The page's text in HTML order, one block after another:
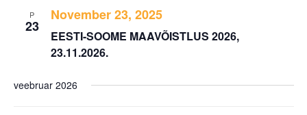
P
23
November 23, 2025
EESTI-SOOME MAAVÕISTLUS 2026,
23.11.2026.
veebruar 2026